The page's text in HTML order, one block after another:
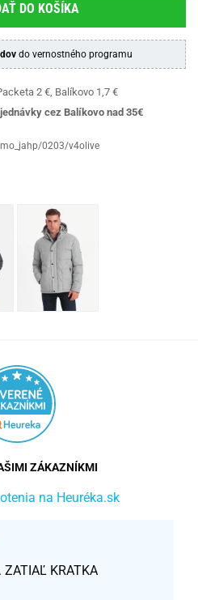
DO KOŠÍKA
do vernostného programu
2 €, Balíkovo 1,7 €
cez Balíkovo nad 35€
mo_jahp/0203/v4olive
ZÁKAZNÍKMI
na Heuréka.sk
ZATIAĽ KRATKA